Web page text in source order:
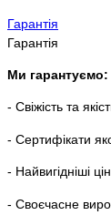
Гарантія
Гарантія
Ми гарантуємо:
- Свіжість та
- Сертифікати
- Найвигідніші
- Своєчасне